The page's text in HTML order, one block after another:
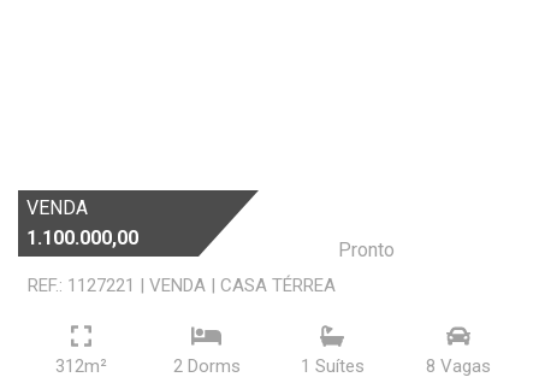
VENDA
1.100.000,00
Pronto
REF.: 1127221 | VENDA | CASA TÉRREA
312m² 2 Dorms 1 Suí­tes 8 Vagas